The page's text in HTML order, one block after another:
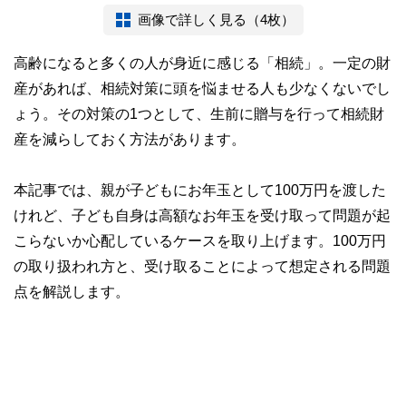
画像で詳しく見る（4枚）
高齢になると多くの人が身近に感じる「相続」。一定の財
産があれば、相続対策に頭を悩ませる人も少なくないでし
ょう。その対策の1つとして、生前に贈与を行って相続財
産を減らしておく方法があります。
本記事では、親が子どもにお年玉として100万円を渡した
けれど、子ども自身は高額なお年玉を受け取って問題が起
こらないか心配しているケースを取り上げます。100万円
の取り扱われ方と、受け取ることによって想定される問題
点を解説します。